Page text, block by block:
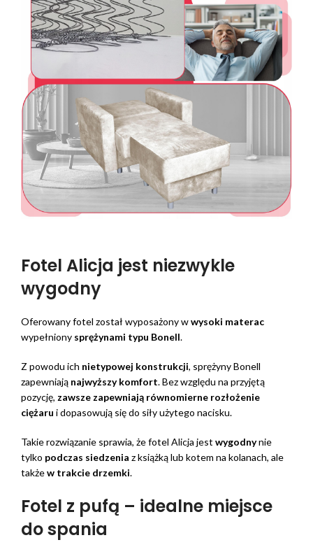
Fotel Alicja jest niezwykle
wygodny
Oferowany fotel został wyposażony wwysoki materac
wypełniony sprężynami typu Bonell.
Z powodu ich nietypowej konstrukcji, sprężyny Bonell
zapewniają najwyższy komfort. Bez względu na przyjętą
pozycję, zawsze zapewniają równomierne rozłożenie
ciężaru i dopasowują się do siły użytego nacisku.
Takie rozwiązanie sprawia, że fotel Alicja jest wygodnynie
tylko podczas siedzenia z książką lub kotem na kolanach, ale
takżew trakcie drzemki.
Fotel z pufą – idealne miejsce
do spania